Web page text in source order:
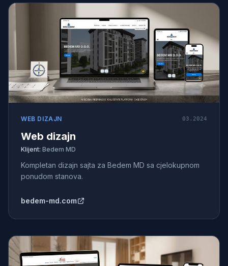
WEB DIZAJN 03.2024
Web dizajn
Klijent: Bedem MD
Kompletan dizajn sajta za Bedem MD sa cjelokupnom
ponudom stanova.
bedem-md.com